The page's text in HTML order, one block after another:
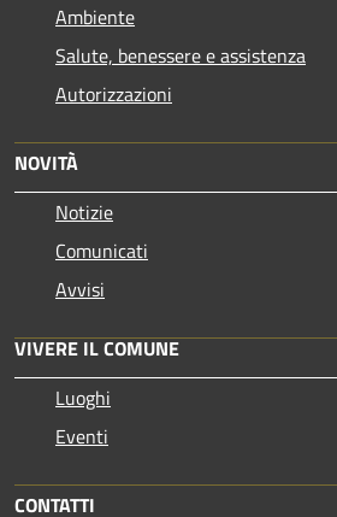
Ambiente
Salute, benessere e assistenza
Autorizzazioni
NOVITÀ
Notizie
Comunicati
Avvisi
VIVERE IL COMUNE
Luoghi
Eventi
CONTATTI